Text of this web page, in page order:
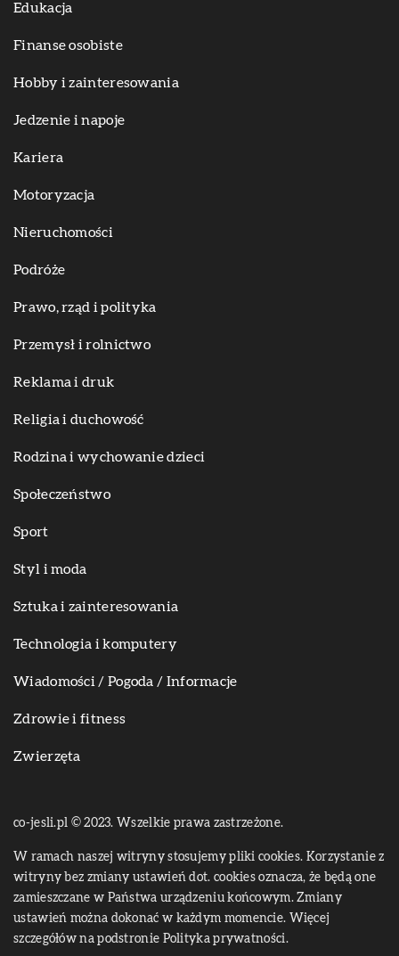
Edukacja
Finanse osobiste
Hobby i zainteresowania
Jedzenie i napoje
Kariera
Motoryzacja
Nieruchomości
Podróże
Prawo, rząd i polityka
Przemysł i rolnictwo
Reklama i druk
Religia i duchowość
Rodzina i wychowanie dzieci
Społeczeństwo
Sport
Styl i moda
Sztuka i zainteresowania
Technologia i komputery
Wiadomości / Pogoda / Informacje
Zdrowie i fitness
Zwierzęta
co-jesli.pl © 2023. Wszelkie prawa zastrzeżone.
W ramach naszej witryny stosujemy pliki cookies. Korzystanie z
witryny bez zmiany ustawień dot. cookies oznacza, że będą one
zamieszczane w Państwa urządzeniu końcowym. Zmiany
ustawień można dokonać w każdym momencie. Więcej
szczegółów na podstronie Polityka prywatności.